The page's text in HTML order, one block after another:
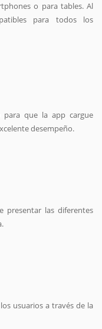
o para tables. Al
para todos los
para que la app cargue
desempeño.
presentar las diferentes
usuarios a través de la